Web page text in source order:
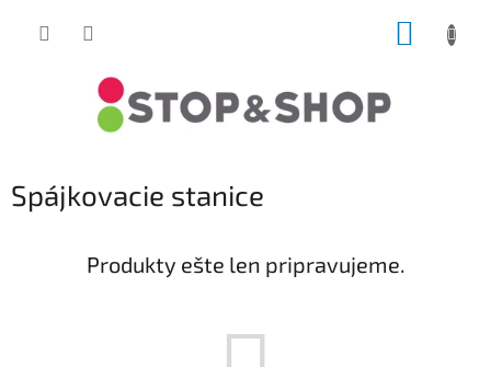
Spájkovacie stanice
Produkty ešte len pripravujeme.